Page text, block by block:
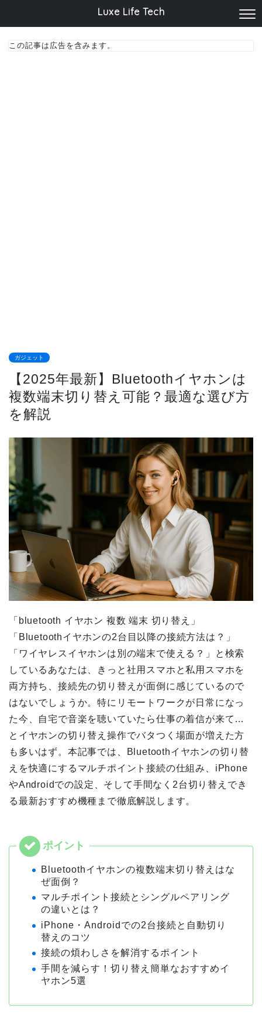
Luxe Life Tech
この記事は広告を含みます。
ガジェット
【2025年最新】Bluetoothイヤホンは
複数端末切り替え可能？最適な選び方
を解説
「bluetooth イヤホン 複数 端末 切り替え」
「Bluetoothイヤホンの2台目以降の接続方法は？」
「ワイヤレスイヤホンは別の端末で使える？」と検索
しているあなたは、きっと社用スマホと私用スマホを
両方持ち、接続先の切り替えが面倒に感じているので
はないでしょうか。特にリモートワークが日常になっ
た今、自宅で音楽を聴いていたら仕事の着信が来て…
とイヤホンの切り替え操作でバタつく場面が増えた方
も多いはず。本記事では、Bluetoothイヤホンの切り替
えを快適にするマルチポイント接続の仕組み、iPhone
やAndroidでの設定、そして手間なく2台切り替えでき
る最新おすすめ機種まで徹底解説します。
Bluetoothイヤホンの複数端末切り替えはな
ぜ面倒？
マルチポイント接続とシングルペアリング
の違いとは？
iPhone・Androidでの2台接続と自動切り
替えのコツ
接続の煩わしさを解消するポイント
手間を減らす！切り替え簡単なおすすめイ
ヤホン5選